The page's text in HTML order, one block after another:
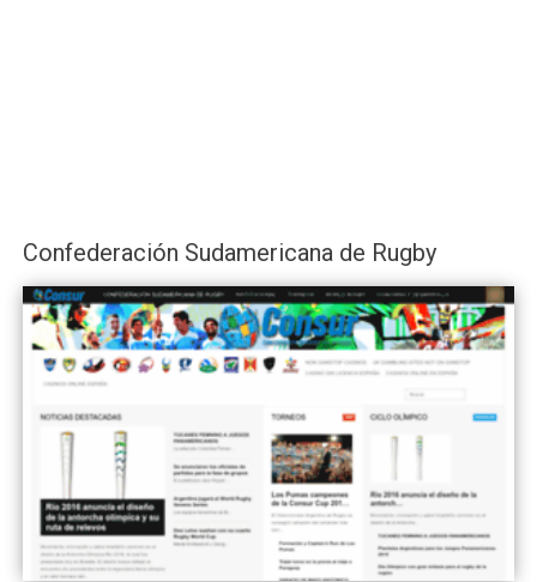
Confederación Sudamericana de Rugby